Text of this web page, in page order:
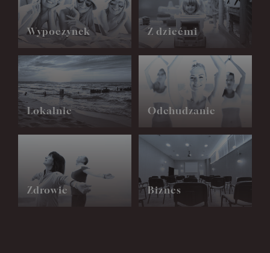
Wypoczynek Z dziećmi
Lokalnie Odchudzanie
Zdrowie Biznes